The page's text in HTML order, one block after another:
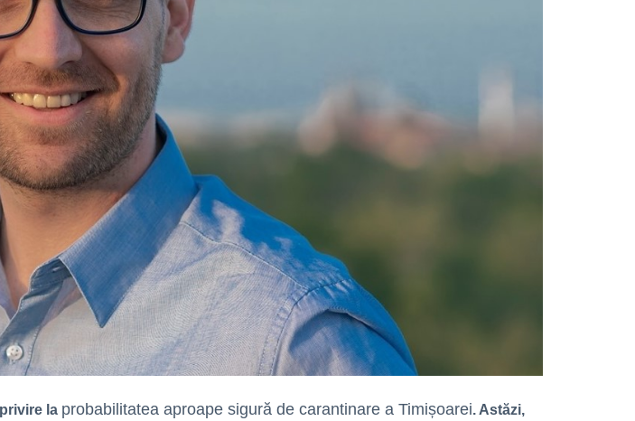
la probabilitatea aproape sigură de carantinare a Timișoarei. Astăzi,